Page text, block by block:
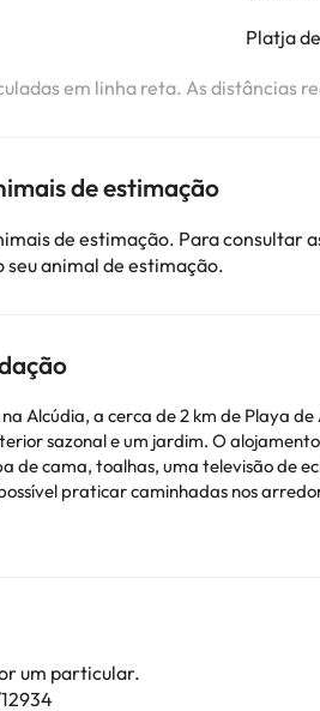
Platja
em linha reta. As distâncias
de estimação
de estimação. Para consultar
animal de estimação.
Alcúdia, a cerca de 2 km de Playa
e um jardim. O alojamento localiza-
de cama, toalhas, uma televisão de
praticar caminhadas nos arredores e
km de Apartamento Laura,
ter custos adicionais. Pode
um particular.